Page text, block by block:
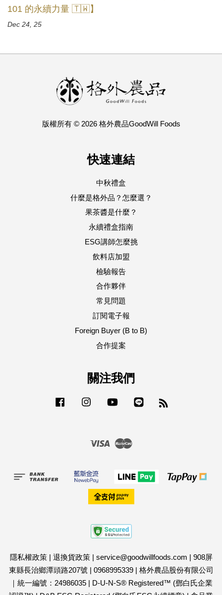
101 的永續力量 🇹🇼】
Dec 24, 25
版權所有 © 2026 格外農品GoodWill Foods
快速連結
中秋禮盒
什麼是格外品？怎麼選？
果茶醬是什麼？
永續禮盒指南
ESG講師怎麼挑
飲料店加盟
檢驗報告
合作夥伴
常見問題
訂閱電子報
Foreign Buyer (B to B)
合作提案
關注我們
Facebook Instagram YouTube
Visa
隱私權政策| 退換貨政策| service@goodwillfoods.com | 908屏
東縣長治鄉潭頭路207號 | 0968995339| 格外農品股份有限公司
｜統一編號：24986035| D-U-N-S® Registered™ (鄧白氏企業